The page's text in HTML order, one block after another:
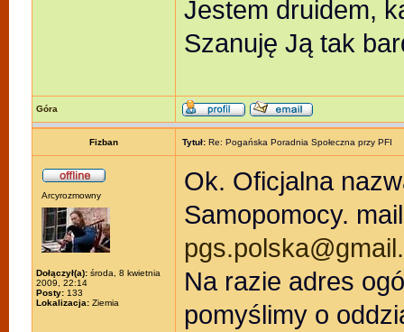
Jestem druidem,
Szanuję Ją tak
Góra
Fizban Tytuł: Re: Pogańska Poradnia Społeczna przy PFI
Arcyrozmowny
Dołączył(a): środa, 8 kwietnia
2009, 22:14
Posty: 133
Lokalizacja: Ziemia
Ok. Oficjalna
Samopomocy.
Na razie adres
pomyślimy o